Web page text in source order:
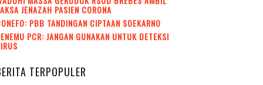
JENAZAH PASIEN CORONA
PBB TANDINGAN CIPTAAN SOEKARNO
PCR: JANGAN GUNAKAN UNTUK DETEKSI
TERPOPULER